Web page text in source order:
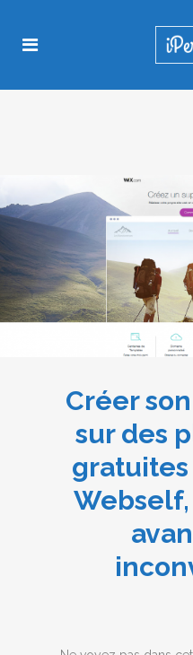
Créer
sur des
gratuites
Webself,